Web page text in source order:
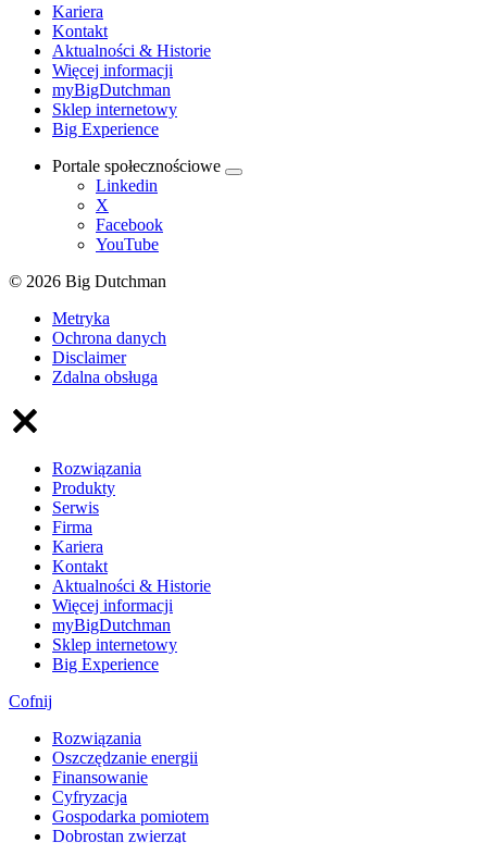
Kariera
Kontakt
Aktualności & Historie
Więcej informacji
myBigDutchman
Sklep internetowy
Big Experience
Portale społecznościowe
Linkedin
X
Facebook
YouTube
© 2026 Big Dutchman
Metryka
Ochrona danych
Disclaimer
Zdalna obsługa
Rozwiązania
Produkty
Serwis
Firma
Kariera
Kontakt
Aktualności & Historie
Więcej informacji
myBigDutchman
Sklep internetowy
Big Experience
Cofnij
Rozwiązania
​Oszczędzanie energii
Finansowanie
Cyfryzacja
Gospodarka pomiotem
Dobrostan zwierząt